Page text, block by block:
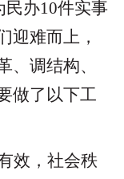
民办10件实事
迎难而上，
、调结构、
做了以下工
效，社会秩